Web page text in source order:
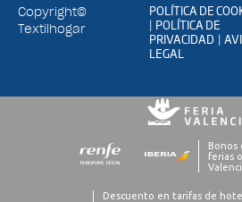
Copyright©
Textilhogar
POLÍTICA DE
| POLÍTICA DE
PRIVACIDAD |
LEGAL